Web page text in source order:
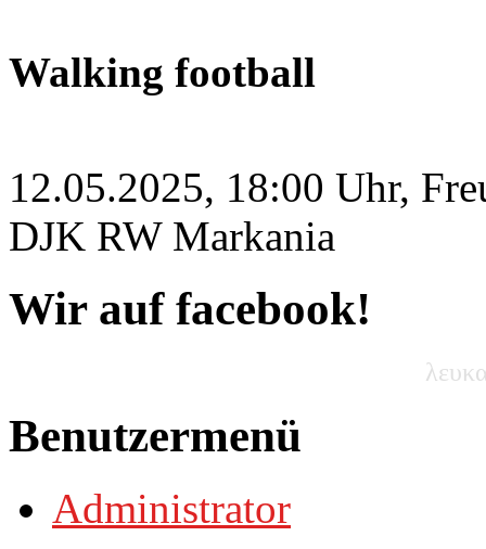
Walking football
12.05.2025, 18:00 Uhr,
DJK RW Markania
Wir auf facebook!
Benutzermenü
Administrator